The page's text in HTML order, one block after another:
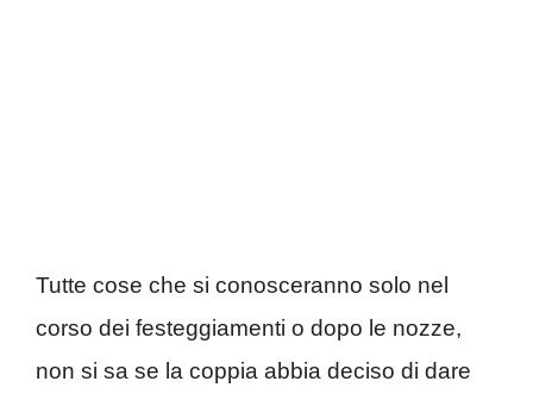
Tutte cose che si conosceranno solo nel
corso dei festeggiamenti o dopo le nozze,
non si sa se la coppia abbia deciso di dare